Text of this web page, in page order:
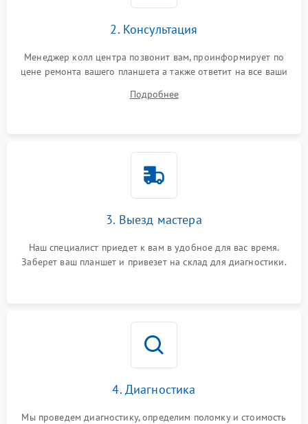
2. Консультация
Менеджер колл центра позвонит вам, проинформирует по
цене ремонта вашего планшета а также ответит на все ваши
Подробнее
3. Выезд мастера
Наш специалист приедет к вам в удобное для вас время.
Заберет ваш планшет и привезет на склад для диагностики.
4. Диагностика
Мы проведем диагностику, определим поломку и стоимость